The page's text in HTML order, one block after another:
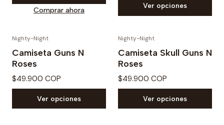
Comprar ahora Ver opciones
Nighty-Night
Camiseta Guns N
Roses
$49.900 COP
Ver opciones
Nighty-Night
Camiseta Skull Guns N
Roses
$49.900 COP
Ver opciones